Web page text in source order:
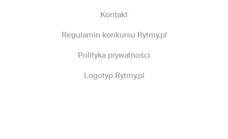
Kontakt
Regulamin konkursu Rytmy.pl
Polityka prywatności
Logotyp Rytmy.pl